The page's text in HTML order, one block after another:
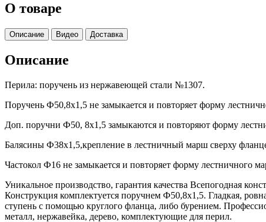
О товаре
Описание Видео Доставка
Описание
Перила: поручень из нержавеющей стали №1307.
Поручень Ф50,8х1,5 не замыкается и повторяет форму
Доп. поручни Ф50, 8х1,5 замыкаются и повторяют форму
Балясины Ф38х1,5,крепление в лестничный марш сверху
Частокол Ф16 не замыкается и повторяет форму лестничного
Уникальное производство, гарантия качества Всепогодная
Конструкция комплектуется поручнем Ф50,8х1,5. Гладкая,
ступень с помощью круглого фланца, либо бурением.
металл, нержавейка, дерево, комплектующие для перил.